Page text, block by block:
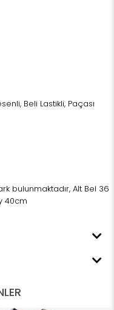
Beli Lastikli, Paçası
bulunmaktadır, Alt Bel 36
40cm